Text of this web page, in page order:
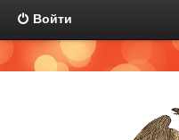
Войти